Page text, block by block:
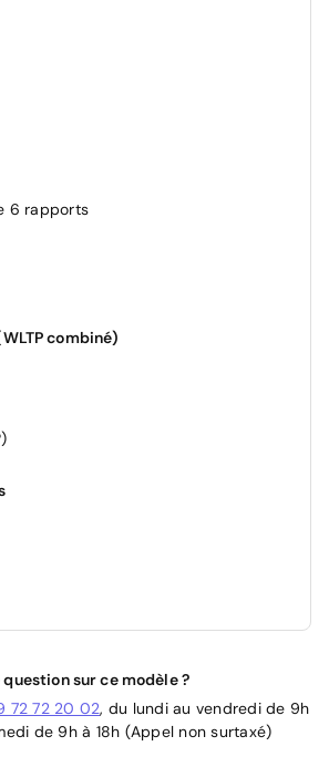
6 rapports
combiné)
question sur ce modèle ?
72 72 20 02, du lundi au vendredi de 9h
de 9h à 18h (Appel non surtaxé)